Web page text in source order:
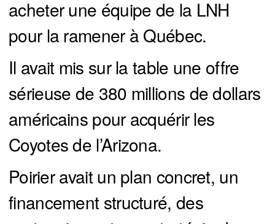
acheter une équipe de la LNH
pour la ramener à Québec.
Il avait mis sur la table une offre
sérieuse de 380 millions de dollars
américains pour acquérir les
Coyotes de l’Arizona.
Poirier avait un plan concret, un
financement structuré, des